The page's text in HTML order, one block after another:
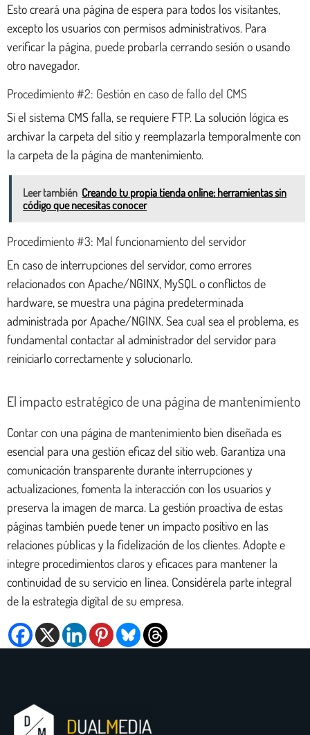
Esto creará una página de espera para todos los visitantes,
excepto los usuarios con permisos administrativos. Para
verificar la página, puede probarla cerrando sesión o usando
otro navegador.
Procedimiento #2: Gestión en caso de fallo del CMS
Si el sistema CMS falla, se requiere FTP. La solución lógica es
archivar la carpeta del sitio y reemplazarla temporalmente con
la carpeta de la página de mantenimiento.
Leer también Creando tu propia tienda online: herramientas sin
código que necesitas conocer
Procedimiento #3: Mal funcionamiento del servidor
En caso de interrupciones del servidor, como errores
relacionados con Apache/NGINX, MySQL o conflictos de
hardware, se muestra una página predeterminada
administrada por Apache/NGINX. Sea cual sea el problema, es
fundamental contactar al administrador del servidor para
reiniciarlo correctamente y solucionarlo.
El impacto estratégico de una página de mantenimiento
Contar con una página de mantenimiento bien diseñada es
esencial para una gestión eficaz del sitio web. Garantiza una
comunicación transparente durante interrupciones y
actualizaciones, fomenta la interacción con los usuarios y
preserva la imagen de marca. La gestión proactiva de estas
páginas también puede tener un impacto positivo en las
relaciones públicas y la fidelización de los clientes. Adopte e
integre procedimientos claros y eficaces para mantener la
continuidad de su servicio en línea. Considérela parte integral
de la estrategia digital de su empresa.